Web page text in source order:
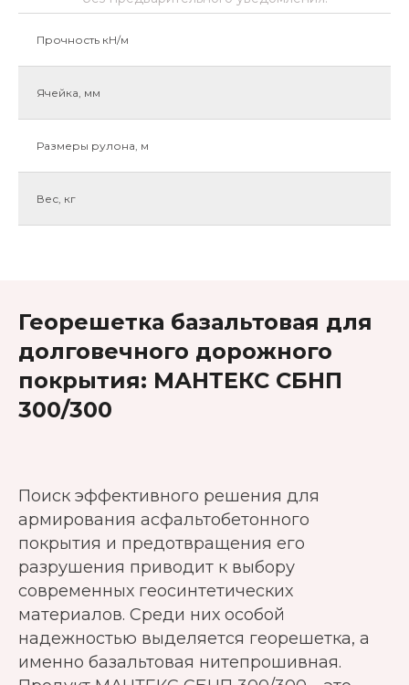
Прочность кН/м
Ячейка, мм
Размеры рулона, м
Вес, кг
Георешетка базальтовая для
долговечного дорожного
покрытия: МАНТЕКС СБНП
300/300
Поиск эффективного решения для
армирования асфальтобетонного
покрытия и предотвращения его
разрушения приводит к выбору
современных геосинтетических
материалов. Среди них особой
надежностью выделяется георешетка, а
именно базальтовая нитепрошивная.